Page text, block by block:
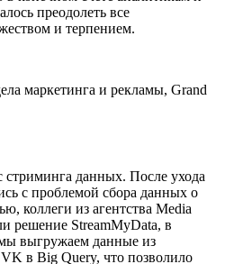
преодолеть все
и терпением.
маркетинга и рекламы, Grand
данных. После ухода
с проблемой сбора данных о
коллеги из агентства Media
решение StreamMyData, в
выгружаем данные из
в Big Query, что позволило